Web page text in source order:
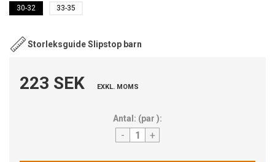
30-32 33-35
Storleksguide Slipstop barn
223 SEK EXKL. MOMS
Antal: (par ):
- +